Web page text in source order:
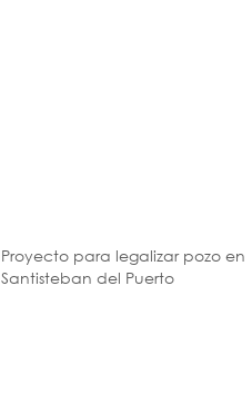
Proyecto para legalizar pozo en
Santisteban del Puerto